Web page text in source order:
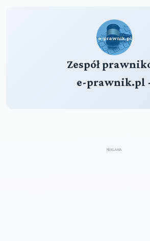
Zespół
e-prawnik.pl
REKLAMA